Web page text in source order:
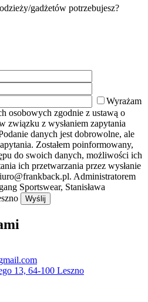
gadżetów potrzebujesz?
Wyrażam
osobowych zgodnie z ustawą o
związku z wysłaniem zapytania
danych jest dobrowolne, ale
Zostałem poinformowany,
do swoich danych, możliwości ich
ich przetwarzania przez wysłanie
Administratorem
Sportswear, Stanisława
13, 64-100 Leszno